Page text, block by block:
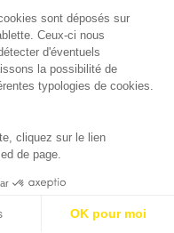
sont déposés sur
Ceux-ci nous
d'éventuels
la possibilité de
typologies de cookies.
cliquez sur le lien
de page.
OK pour moi